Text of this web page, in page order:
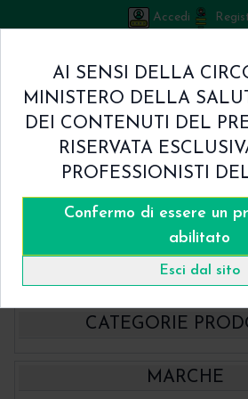
Accedi
Bicuspid
Home
Shop
Termini &
Contatti
Catalogo
Home Catalogo -
CATEGORIE
- BBraun BiomaterialeMARCHE
AI SENSI DELLA
MINISTERO DELLA
DEI CONTENUTI DEL
RISERVATA
PROFESSIONISTI
Esci dal sito
Confermo di essere un
abilitato